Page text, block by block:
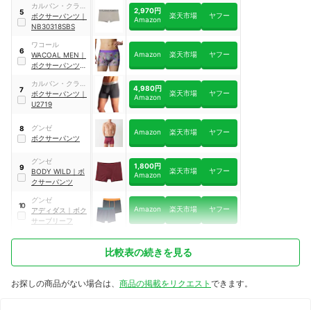
5
カルバン・クライ
ンジャパン
ボクサーパンツ ｜
NB30318SBS
2,970円
Amazon
楽天市場 ヤフー
6
ワコール
WACOAL MEN ｜
ボクサーパンツ 気
WT3429
Amazon 楽天市場 ヤフー
7
カルバン・クライ
ンジャパン
ボクサーパンツ ｜
U2719
4,980円
Amazon
楽天市場 ヤフー
8
グンゼ
ボクサーパンツ
Amazon 楽天市場 ヤフー
9
グンゼ
BODY WILD ｜ ボ
クサーパンツ
1,800円
Amazon
楽天市場 ヤフー
10
グンゼ
アディダス ｜ ボク
サーブリーフ
Amazon 楽天市場 ヤフー
比較表の続きを見る
お探しの商品がない場合は、 商品の掲載をリクエスト できます。